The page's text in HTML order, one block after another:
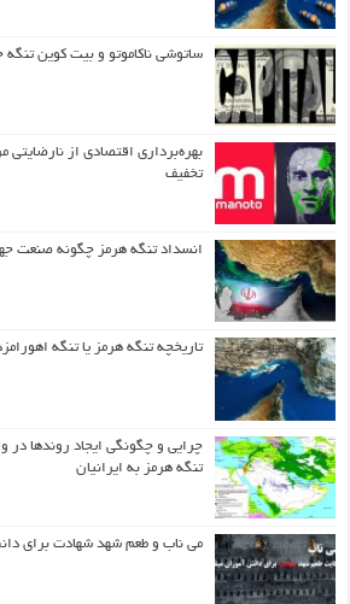
ساتوشی ناکاموتو و بیت کوین تنگه
بهره‌برداری اقتصادی از
تخفیف
انسداد تنگه هرمز چگونه صنعت
تاریخچه تنگه هرمز یا تنگه
چرایی و چگونگی ایجاد روندها در
تنگه هرمز به ایرانیان
می ناب و طعم شهد شهادت برای